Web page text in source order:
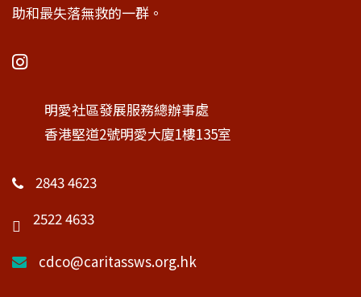
助和最失落無救的一群。
明愛社區發展服務總辦事處
香港堅道2號明愛大廈1樓135室
2843 4623
2522 4633
cdco@caritassws.org.hk